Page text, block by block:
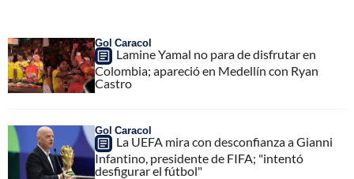
Gol Caracol
Lamine Yamal no para de disfrutar en
Colombia; apareció en Medellín con Ryan
Castro
Gol Caracol
La UEFA mira con desconfianza a Gianni
Infantino, presidente de FIFA; "intentó
desfigurar el fútbol"